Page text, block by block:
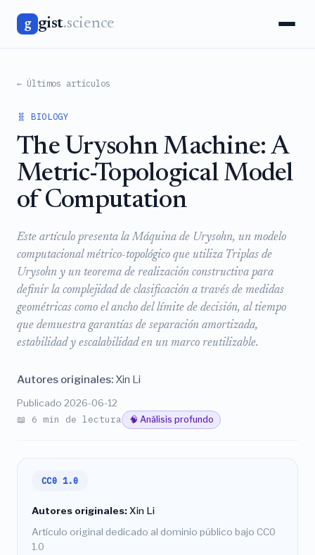
g gist.science
← Últimos artículos
🧬 BIOLOGY
The Urysohn Machine: A
Metric-Topological Model
of Computation
Este artículo presenta la Máquina de Urysohn, un modelo
computacional métrico-topológico que utiliza Triplas de
Urysohn y un teorema de realización constructiva para
definir la complejidad de clasificación a través de medidas
geométricas como el ancho del límite de decisión, al tiempo
que demuestra garantías de separación amortizada,
estabilidad y escalabilidad en un marco reutilizable.
Autores originales: Xin Li
Publicado 2026-06-12
📖 6 min de lectura 🧠 Análisis profundo
CC0 1.0
Autores originales:Xin Li
Artículo original dedicado al dominio público bajo CC0
1.0